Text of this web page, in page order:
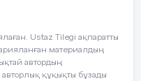
Ustaz Tilegi ақпаратты
материалдың
автордың
авторлық құқықты бұзады